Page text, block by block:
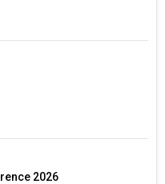
2026